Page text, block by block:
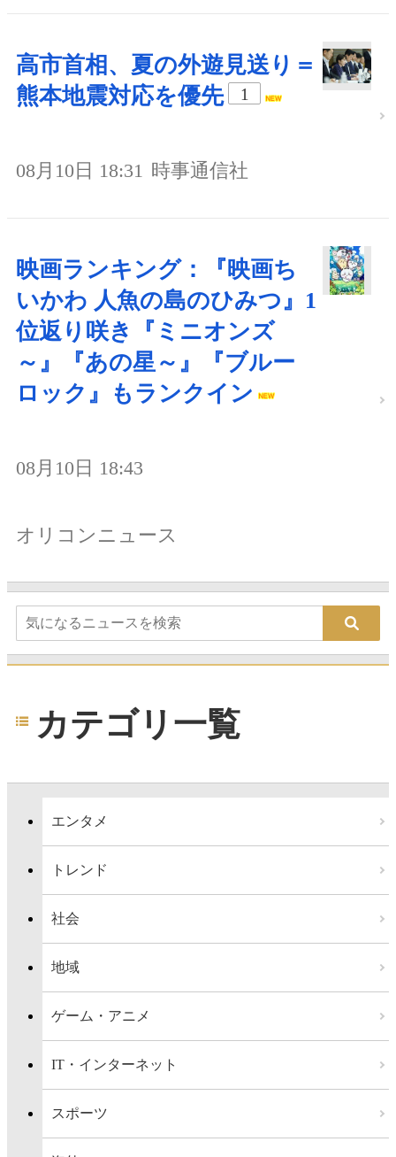
高市首相、夏の外遊見送り＝
熊本地震対応を優先
1
08月10日 18:31 時事通信社
映画ランキング：『映画ち
いかわ 人魚の島のひみつ』1
位返り咲き『ミニオンズ
～』『あの星～』『ブルー
ロック』もランクイン
08月10日 18:43
オリコンニュース
カテゴリ一覧
エンタメ
トレンド
社会
地域
ゲーム・アニメ
IT・インターネット
スポーツ